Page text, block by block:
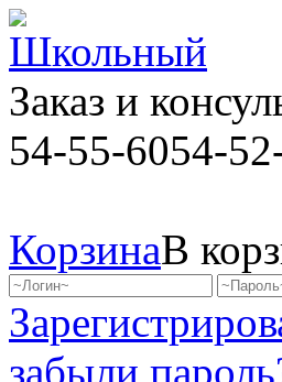
Заказ и
54-55-6054-
КорзинаВ
забыли